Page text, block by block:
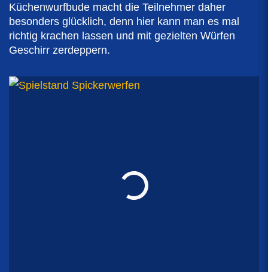
Küchenwurfbude macht die Teilnehmer daher
besonders glücklich, denn hier kann man es mal
richtig krachen lassen und mit gezielten Würfen
Geschirr zerdeppern.